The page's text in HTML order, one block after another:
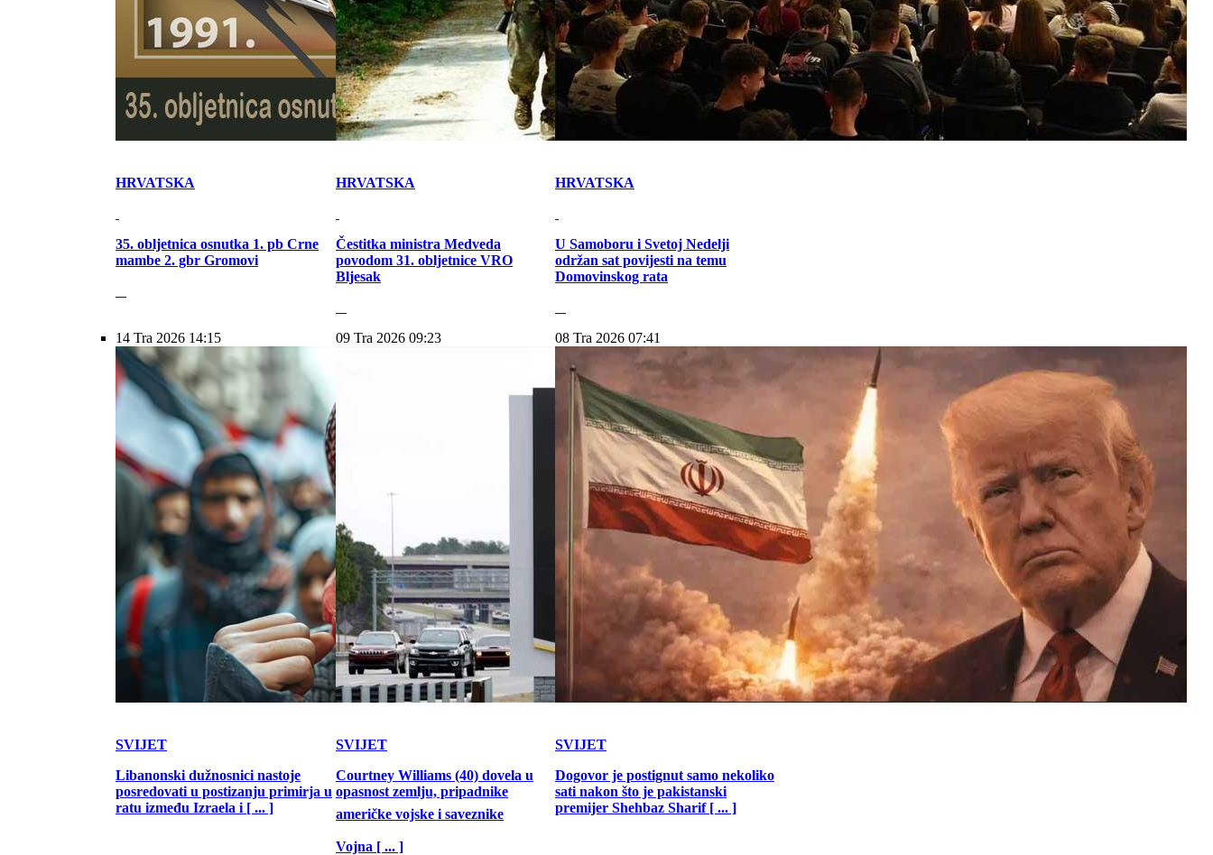
HRVATSKA
35. obljetnica osnutka 1. pb Crne
mambe 2. gbr Gromovi
HRVATSKA
Čestitka ministra Medveda
povodom 31. obljetnice VRO
Bljesak
HRVATSKA
U Samoboru i Svetoj Nedelji
održan sat povijesti na temu
Domovinskog rata
14 Tra 2026 14:15
SVIJET
Libanonski dužnosnici nastoje
posredovati u postizanju primirja u
ratu između Izraela i [ ... ]
09 Tra 2026 09:23
SVIJET
Courtney Williams (40) dovela u
opasnost zemlju, pripadnike
američke vojske i saveznike
Vojna [ ... ]
08 Tra 2026 07:41
SVIJET
Dogovor je postignut samo nekoliko
sati nakon što je pakistanski
premijer Shehbaz Sharif [ ... ]